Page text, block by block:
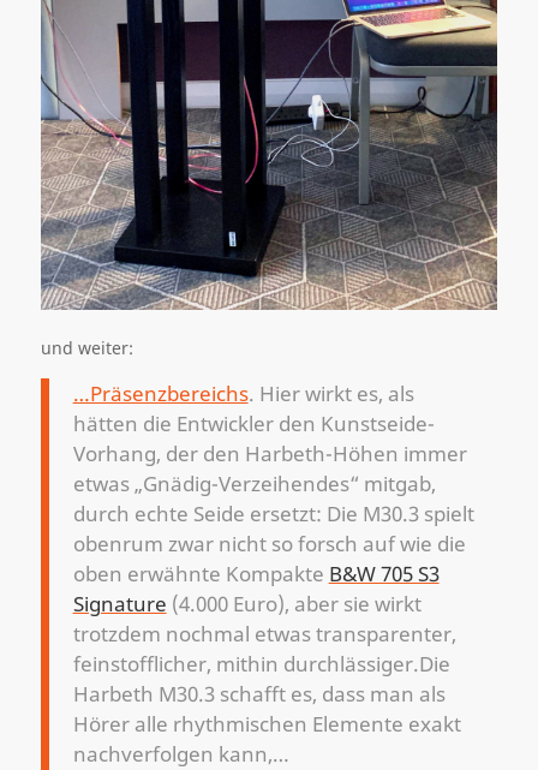
und weiter:
…Präsenzbereichs. Hier wirkt es, als
hätten die Entwickler den Kunstseide-
Vorhang, der den Harbeth-Höhen immer
etwas „Gnädig-Verzeihendes“ mitgab,
durch echte Seide ersetzt: Die M30.3 spielt
obenrum zwar nicht so forsch auf wie die
oben erwähnte Kompakte B&W 705 S3
Signature (4.000 Euro), aber sie wirkt
trotzdem nochmal etwas transparenter,
feinstofflicher, mithin durchlässiger.Die
Harbeth M30.3 schafft es, dass man als
Hörer alle rhythmischen Elemente exakt
nachverfolgen kann,…